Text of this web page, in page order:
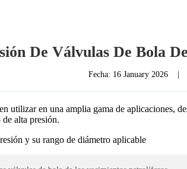
De Válvulas De Bola
Fecha: 16 January 2026
utilizar en una amplia gama de aplicaciones,
alta presión.